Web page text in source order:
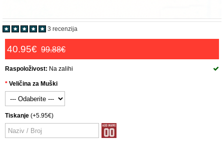
3 recenzija
40.95€ 99.88€
Raspoloživost: Na zalihi
Veličina za Muški
Tiskanje (+5.95€)